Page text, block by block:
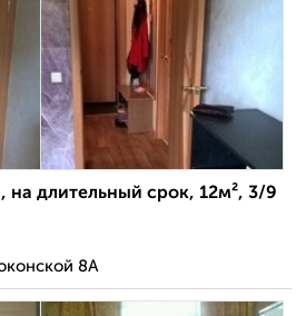
длительный срок, 12м², 3/9
8А